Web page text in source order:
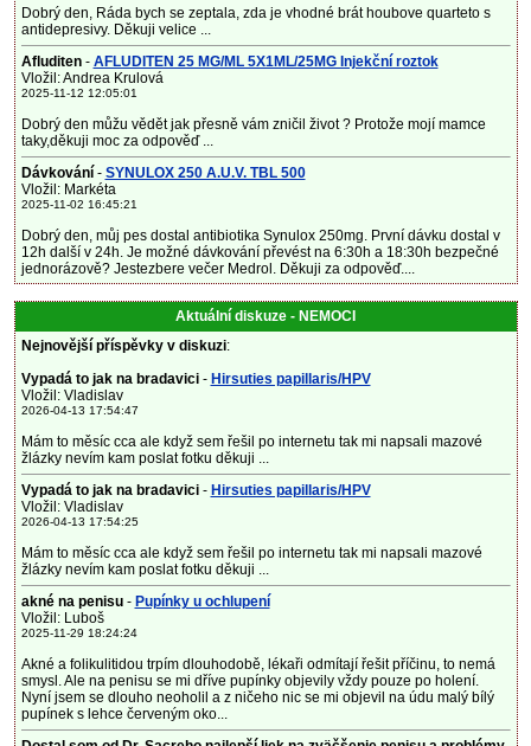
Dobrý den, Ráda bych se zeptala, zda je vhodné brát houbove quarteto s
antidepresivy. Děkuji velice ...
Afluditen- AFLUDITEN 25 MG/ML 5X1ML/25MG Injekční roztok
Vložil: Andrea Krulová
2025-11-12 12:05:01
Dobrý den můžu vědět jak přesně vám zničil život ? Protože mojí mamce
taky,děkuji moc za odpověď ...
Dávkování - SYNULOX 250 A.U.V. TBL 500
Vložil: Markéta
2025-11-02 16:45:21
Dobrý den, můj pes dostal antibiotika Synulox 250mg. První dávku dostal v
12h další v 24h. Je možné dávkování převést na 6:30h a 18:30h bezpečné
jednorázově? Jestezbere večer Medrol. Děkuji za odpověď....
Aktuální diskuze - NEMOCI
Nejnovější příspěvky v diskuzi:
Vypadá to jak na bradavici - Hirsuties papillaris/HPV
Vložil: Vladislav
2026-04-13 17:54:47
Mám to měsíc cca ale když sem řešil po internetu tak mi napsali mazové
žlázky nevím kam poslat fotku děkuji ...
Vypadá to jak na bradavici - Hirsuties papillaris/HPV
Vložil: Vladislav
2026-04-13 17:54:25
Mám to měsíc cca ale když sem řešil po internetu tak mi napsali mazové
žlázky nevím kam poslat fotku děkuji ...
akné na penisu- Pupínky u ochlupení
Vložil: Luboš
2025-11-29 18:24:24
Akné a folikulitidou trpím dlouhodobě, lékaři odmítají řešit příčinu, to nemá
smysl. Ale na penisu se mi dříve pupínky objevily vždy pouze po holení.
Nyní jsem se dlouho neoholil a z ničeho nic se mi objevil na údu malý bílý
pupínek s lehce červeným oko...